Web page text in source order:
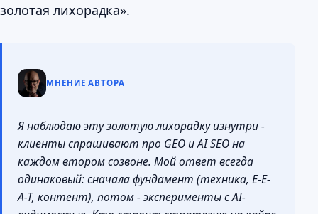
золотая лихорадка».
МНЕНИЕ АВТОРА
Я наблюдаю эту золотую лихорадку изнутри -
клиенты спрашивают про GEO и AI SEO на
каждом втором созвоне. Мой ответ всегда
одинаковый: сначала фундамент (техника, E-E-
A-T, контент), потом - эксперименты с AI-